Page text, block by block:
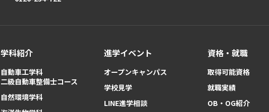
学科紹介
自動車工学科
二級自動車整備士コース
自然環境学科
進学イベント
オープンキャンパス
学校見学
LINE進学相談
資格・就職
取得可能資格
就職実績
OB・OG紹介